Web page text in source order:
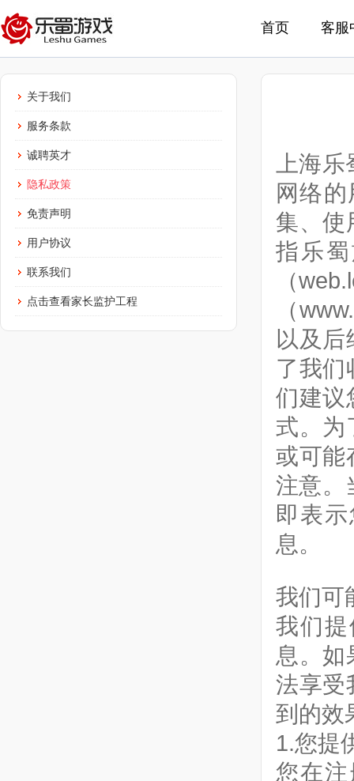
首页 客服
关于我们
服务条款
诚聘英才
隐私政策
免责声明
用户协议
联系我们
点击查看家长监护工程
上海
网络
集、使
指乐
（
（
以及
了我们
们建议
式。为
或可能
注意。
即表
息。
我们可
我们
息。如
法享受
到的效
1.您提
您在